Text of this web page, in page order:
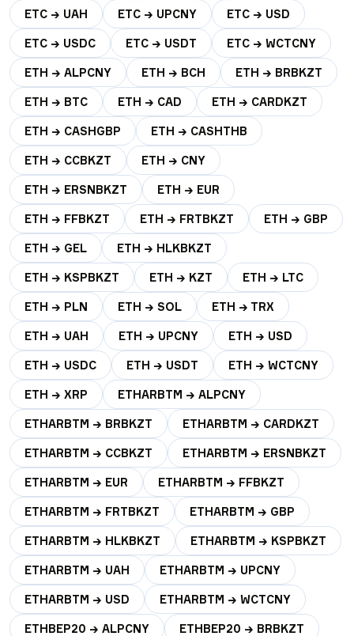
ETC → UAH ETC → UPCNY ETC → USD
ETC → USDC ETC → USDT ETC → WCTCNY
ETH → ALPCNY ETH → BCH ETH → BRBKZT
ETH → BTC ETH → CAD ETH → CARDKZT
ETH → CASHGBP ETH → CASHTHB
ETH → CCBKZT ETH → CNY
ETH → ERSNBKZT ETH → EUR
ETH → FFBKZT ETH → FRTBKZT ETH → GBP
ETH → GEL ETH → HLKBKZT
ETH → KSPBKZT ETH → KZT ETH → LTC
ETH → PLN ETH → SOL ETH → TRX
ETH → UAH ETH → UPCNY ETH → USD
ETH → USDC ETH → USDT ETH → WCTCNY
ETH → XRP ETHARBTM → ALPCNY
ETHARBTM → BRBKZT ETHARBTM → CARDKZT
ETHARBTM → CCBKZT ETHARBTM → ERSNBKZT
ETHARBTM → EUR ETHARBTM → FFBKZT
ETHARBTM → FRTBKZT ETHARBTM → GBP
ETHARBTM → HLKBKZT ETHARBTM → KSPBKZT
ETHARBTM → UAH ETHARBTM → UPCNY
ETHARBTM → USD ETHARBTM → WCTCNY
ETHBEP20 → ALPCNY ETHBEP20 → BRBKZT